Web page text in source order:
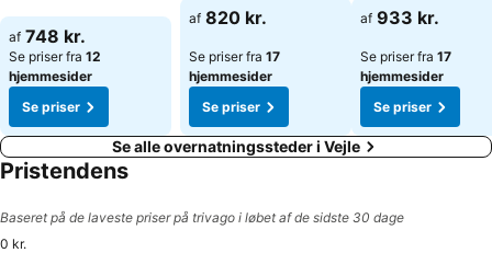
Se priser
af 748 kr.
Se priser fra 12
hjemmesider
Se priser
Se priser
af 820 kr.
Se priser fra 17
hjemmesider
Se priser
Se priser
af 933 kr.
Se priser fra 17
hjemmesider
Se priser
Se alle overnatningssteder i Vejle
Pristendens
Baseret på de laveste priser på trivago i løbet af de sidste 30 dage
0 kr.